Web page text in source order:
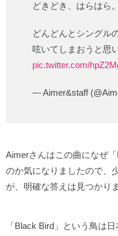
どきどき、はらはら。
どんどんとシングル
呟いてしまおうと思
pic.twitter.com/
— Aimer&staff
Aimerさんはこの曲になぜ
のか気になりましたので、
が、明確な答えは見つかり
「Black Bird」という鳥は